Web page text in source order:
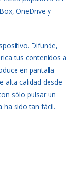
OneDrive y
Difunde,
tus contenidos a
en pantalla
alta calidad desde
sólo pulsar un
ha sido tan fácil.